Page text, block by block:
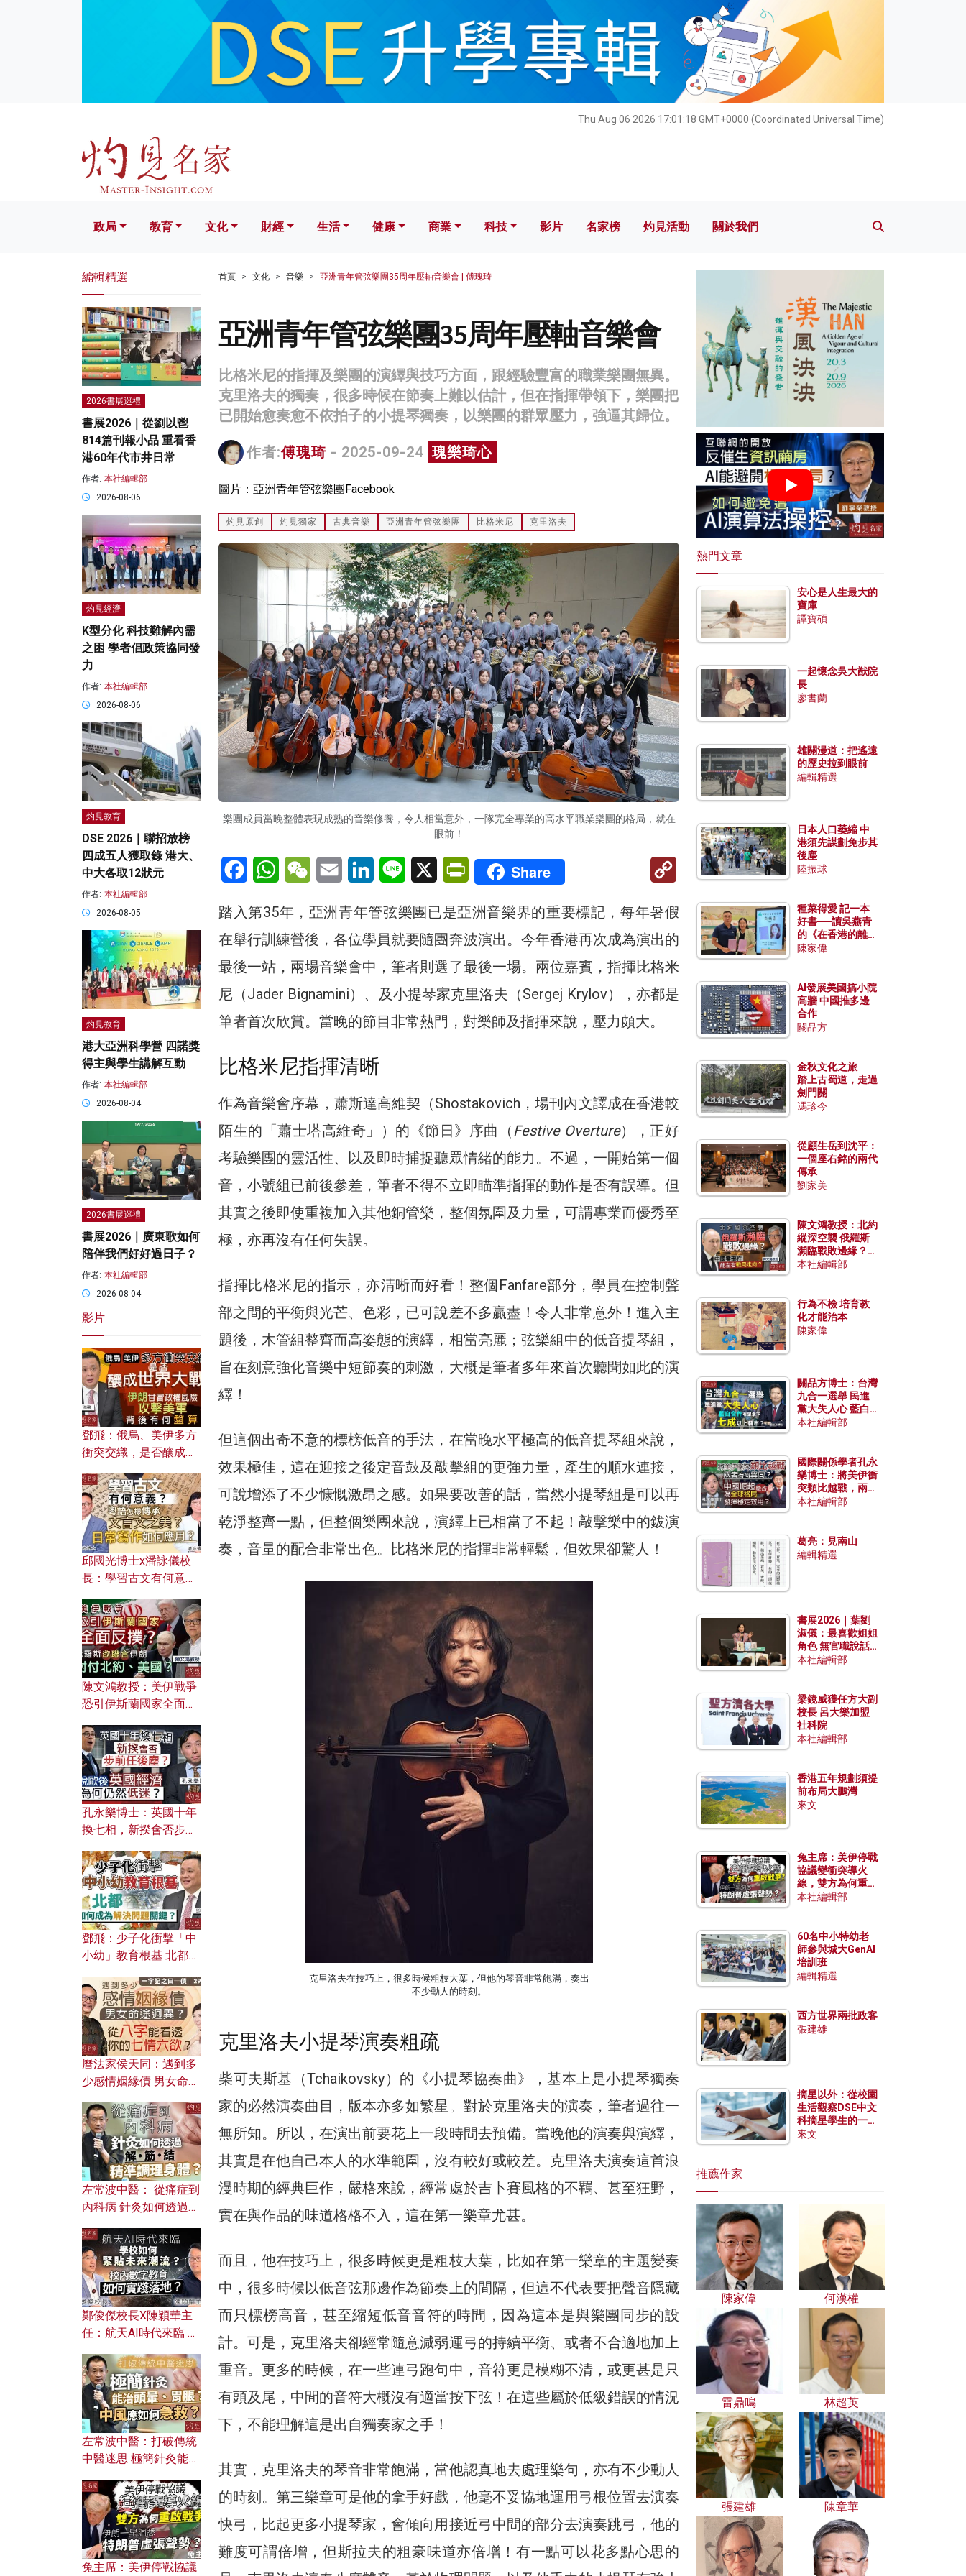
Thu Aug 06 2026 17:01:20 GMT+0000 (Coordinated Universal Time)
文化 財經 生活 健康 科技 影片 名家榜 灼見活動 關於我們
政局 教育 文化 財經 生活 健康 商業 科技 影片 名家榜 灼見活動 關於我們
首頁 文化 音樂 亞洲青年管弦樂團35周年壓軸音樂會 | 傅瑰琦
亞洲青年管弦樂團35周年壓軸音樂會
比格米尼的指揮及樂團的演繹與技巧方面，跟經驗豐富的職業樂團無異。
克里洛夫的獨奏，很多時候在節奏上難以估計，但在指揮帶領下，樂團把
已開始愈奏愈不依拍子的小提琴獨奏，以樂團的群眾壓力，強逼其歸位。
作者:傅瑰琦 - 2025-09-24 瑰樂琦心
圖片：亞洲青年管弦樂團Facebook
灼見原創 灼見獨家 古典音樂 亞洲青年管弦樂團 比格米尼 克里洛夫
樂團成員當晚整體表現成熟的音樂修養，令人相當意外，一隊完全專業的高水平職業樂團的格局，就在
眼前！
FacebookWhatsAppWeChatEmail LinkedInLine X PrintFriendly
Share
Copy
踏入第35年，亞洲青年管弦樂團已是亞洲音樂界的重要標記，每年暑假
在舉行訓練營後，各位學員就要隨團奔波演出。今年香港再次成為演出的
最後一站，兩場音樂會中，筆者則選了最後一場。兩位嘉賓，指揮比格米
尼（Jader Bignamini）、及小提琴家克里洛夫（Sergej Krylov），亦都是
筆者首次欣賞。當晚的節目非常熱門，對樂師及指揮來說，壓力頗大。
比格米尼指揮清晰
作為音樂會序幕，蕭斯達高維契（Shostakovich，場刊內文譯成在香港較
陌生的「蕭士塔高維奇」）的《節日》序曲（ Festive Overture），正好
考驗樂團的靈活性、以及即時捕捉聽眾情緒的能力。不過，一開始第一個
音，小號組已前後參差，筆者不得不立即瞄準指揮的動作是否有誤導。但
其實之後即使重複加入其他銅管樂，整個氛圍及力量，可謂專業而優秀至
極，亦再沒有任何失誤。
指揮比格米尼的指示，亦清晰而好看！整個Fanfare部分，學員在控制聲
部之間的平衡與光芒、色彩，已可說差不多贏盡！令人非常意外！進入主
題後，木管組整齊而高姿態的演繹，相當亮麗；弦樂組中的低音提琴組，
旨在刻意強化音樂中短節奏的刺激，大概是筆者多年來首次聽聞如此的演
繹！
但這個出奇不意的標榜低音的手法，在當晚水平極高的低音提琴組來說，
效果極佳，這在迎接之後定音鼓及敲擊組的更強力量，產生的順水連接，
可說增添了不少慷慨激昂之感。如果要改善的話，當然小提琴組是可以再
乾淨整齊一點，但整個樂團來說，演繹上已相當了不起！敲擊樂中的鈸演
奏，音量的配合非常出色。比格米尼的指揮非常輕鬆，但效果卻驚人！
克里洛夫在技巧上，很多時候粗枝大葉，但他的琴音非常飽滿，奏出
不少動人的時刻。
克里洛夫小提琴演奏粗疏
柴可夫斯基（Tchaikovsky）的《小提琴協奏曲》，基本上是小提琴獨奏
家的必然演奏曲目，版本亦多如繁星。對於克里洛夫的演奏，筆者過往一
無所知。所以，在演出前要花上一段時間去預備。當晚他的演奏與演繹，
其實是在他自己本人的水準範圍，沒有較好或較差。克里洛夫演奏這首浪
漫時期的經典巨作，嚴格來說，經常處於吉卜賽風格的不羈、甚至狂野，
實在與作品的味道格格不入，這在第一樂章尤甚。
而且，他在技巧上，很多時候更是粗枝大葉，比如在第一樂章的主題變奏
中，很多時候以低音弦那邊作為節奏上的間隔，但這不代表要把聲音隱藏
而只標榜高音，甚至縮短低音音符的時間，因為這本是與樂團同步的設
計。可是，克里洛夫卻經常隨意減弱運弓的持續平衡、或者不合適地加上
重音。更多的時候，在一些連弓跑句中，音符更是模糊不清，或更甚是只
有頭及尾，中間的音符大概沒有適當按下弦！在這些屬於低級錯誤的情況
下，不能理解這是出自獨奏家之手！
其實，克里洛夫的琴音非常飽滿，當他認真地去處理樂句，亦有不少動人
的時刻。第三樂章可是他的拿手好戲，他毫不妥協地運用弓根位置去演奏
快弓，比起更多小提琴家，會傾向用接近弓中間的部分去演奏跳弓，他的
難度可謂倍增，但斯拉夫的粗豪味道亦倍增！有一點可以花多點心思的
編輯精選
2026書展巡禮
書展2026｜從劉以鬯
814篇刊報小品 重看香
港60年代市井日常
作者: 本社編輯部
2026-08-06
灼見經濟
K型分化 科技難解內需
之困 學者倡政策協同發
力
作者: 本社編輯部
2026-08-06
灼見教育
DSE 2026｜聯招放榜
四成五人獲取錄 港大、
中大各取12狀元
作者: 本社編輯部
2026-08-05
灼見教育
港大亞洲科學營 四諾獎
得主與學生講解互動
作者: 本社編輯部
2026-08-04
2026書展巡禮
書展2026｜廣東歌如何
陪伴我們好好過日子？
作者: 本社編輯部
2026-08-04
影片
鄧飛：俄烏、美伊多方
衝突交織，是否釀成世
風險攻擊美軍，背後有
何盤算？
邱國光博士x潘詠儀校
長：學習古文有何意
文之美？ 日常寫作如何
應用？
陳文鴻教授：美伊戰爭
恐引伊斯蘭國家全面反
對付北約美國？
孔永樂博士：英國十年
換七相，新揆會否步前
濟為何仍然低迷？
鄧飛：少子化衝擊「中
小幼」教育根基 北都如
曆法家侯天同：遇到多
少感情姻緣債 男女命途
的七情六欲？
左常波中醫： 從痛症到
內科病 針灸如何透過解
鄭俊傑校長X陳穎華主
任：航天AI時代來臨 學
校內數字教育如何實踐
落地？
左常波中醫：打破傳統
中醫迷思 極簡針灸能治
何急救？
兔主席：美伊停戰協議
熱門文章
安心是人生最大的
寶庫
譚寶碩
一起懷念吳大猷院
長
廖書蘭
雄關漫道：把遙遠
的歷史拉到眼前
編輯精選
日本人口萎縮 中
港須先謀劃免步其
後塵
陸振球
種菜得愛 記一本
好書──讀吳燕青
的《在香港的離島
種菜》
陳家偉
AI發展美國搞小院
高牆 中國推多邊
合作
關品方
金秋文化之旅──
踏上古蜀道，走過
劍門關
馮珍今
從顧生岳到沈平：
一個座右銘的兩代
傳承
劉家美
陳文鴻教授：北約
縱深空襲 俄羅斯
瀕臨戰敗邊緣？中
國零部件能左右戰
本社編輯部
行為不檢 培育教
化才能治本
陳家偉
關品方博士：台灣
九合一選舉 民進
黨大失人心 藍白
合作有望拿下七成
本社編輯部
國際關係學者孔永
樂博士：將美伊衝
突類比越戰，兩者
有何異同？中國崛
本社編輯部
葛亮：見南山
編輯精選
書展2026｜葉劉
淑儀：最喜歡姐姐
角色 無官職說話
包袱少
本社編輯部
梁鏡威獲任方大副
校長 呂大樂加盟
社科院
本社編輯部
香港五年規劃須提
前布局大鵬灣
來文
兔主席：美伊停戰
協議變衝突導火
線，雙方為何重啟
戰爭？伊朗一早洞
本社編輯部
60名中小特幼老
師參與城大GenAI
培訓班
編輯精選
西方世界兩批政客
張建雄
摘星以外：從校園
生活觀察DSE中文
科摘星學生的一點
特質
來文
推薦作家
陳家偉 何漢權
雷鼎鳴 林超英
張建雄 陳章華